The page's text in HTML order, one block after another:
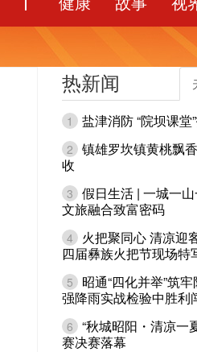
热新闻
1 盐津消防 “院坝课堂
2 镇雄罗坎镇黄桃飘
收
3 假日生活 | 一城一
文旅融合致富密码
4
火把聚同心 清凉
四届彝族火把节现场特
5
昭通“四化并举”筑
强降雨实战检验中胜利
6 “秋城昭阳・清凉一
赛决赛落幕